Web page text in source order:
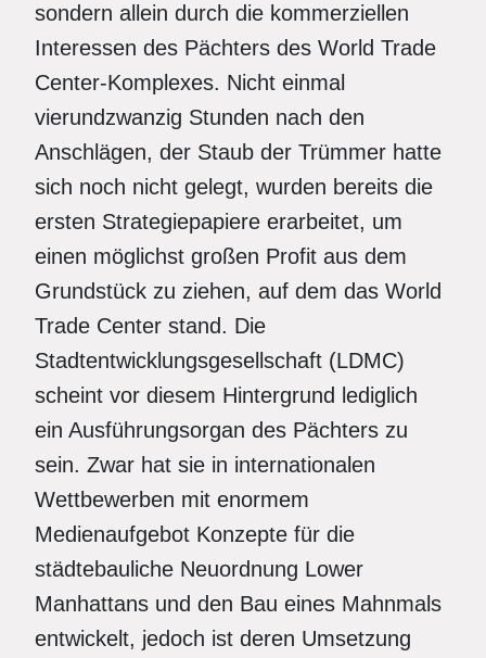
sondern allein durch die kommerziellen
Interessen des Pächters des World Trade
Center-Komplexes. Nicht einmal
vierundzwanzig Stunden nach den
Anschlägen, der Staub der Trümmer hatte
sich noch nicht gelegt, wurden bereits die
ersten Strategiepapiere erarbeitet, um
einen möglichst großen Profit aus dem
Grundstück zu ziehen, auf dem das World
Trade Center stand. Die
Stadtentwicklungsgesellschaft (LDMC)
scheint vor diesem Hintergrund lediglich
ein Ausführungsorgan des Pächters zu
sein. Zwar hat sie in internationalen
Wettbewerben mit enormem
Medienaufgebot Konzepte für die
städtebauliche Neuordnung Lower
Manhattans und den Bau eines Mahnmals
entwickelt, jedoch ist deren Umsetzung